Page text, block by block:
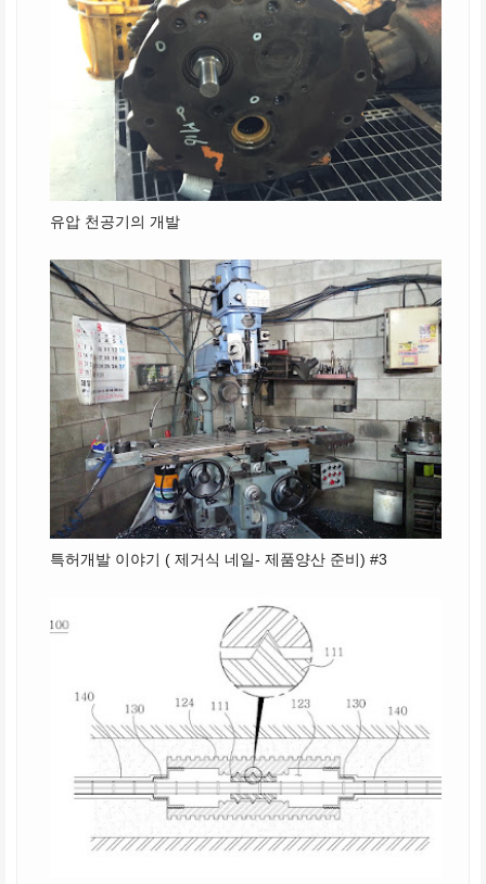
유압 천공기의 개발
특허개발 이야기 ( 제거식 네일- 제품양산 준비) #3